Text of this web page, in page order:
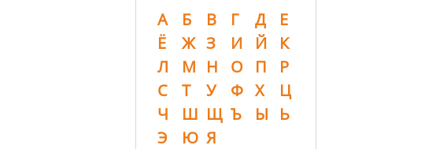
А Б В Г Д
Е
Ё
Ж З И Й
К
Л
М Н О П
Р
С
Т У Ф Х
Ц
Ч
Ш Щ Ъ Ы
Ь
Э
Ю Я